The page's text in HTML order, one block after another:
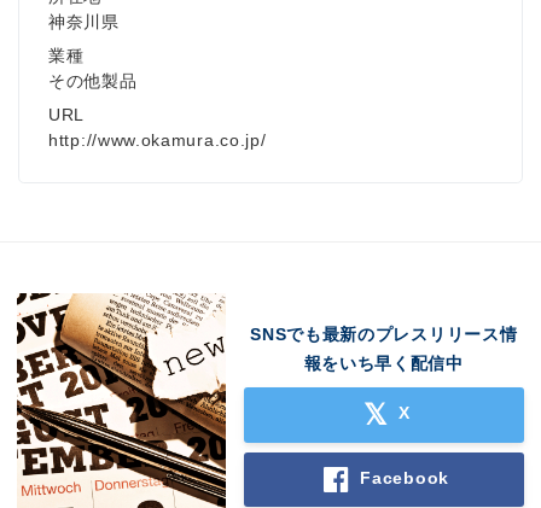
神奈川県
業種
その他製品
URL
http://www.okamura.co.jp/
SNSでも最新のプレスリリース情
報をいち早く配信中
X
Facebook
Japanese
English